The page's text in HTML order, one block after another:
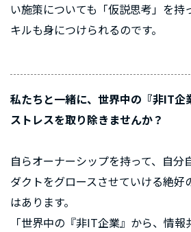
い施策についても「仮説思考」を持
キルも身につけられるのです。
私たちと一緒に、世界中の『非IT企
ストレスを取り除きませんか？
自らオーナーシップを持って、自分
ダクトをグロースさせていける絶
はあります。
「世界中の『非IT企業』から、情